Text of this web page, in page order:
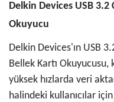
Delkin Devices USB 3.2
Okuyucu
Delkin Devices'ın USB
Bellek Kartı
yüksek hızlarda veri
halindeki kullanıcılar